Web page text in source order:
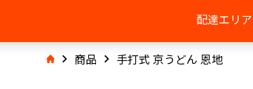
配達エリア
商品 手打式 京うどん 恩地